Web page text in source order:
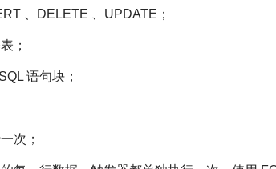
、DELETE 、UPDATE；
；
语句块；
次；